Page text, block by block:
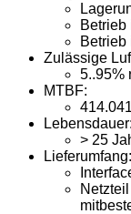
Betrieb
Betrieb
Zulässige
5..95%
MTBF:
Lebensdauer:
> 25
Lieferumfang: